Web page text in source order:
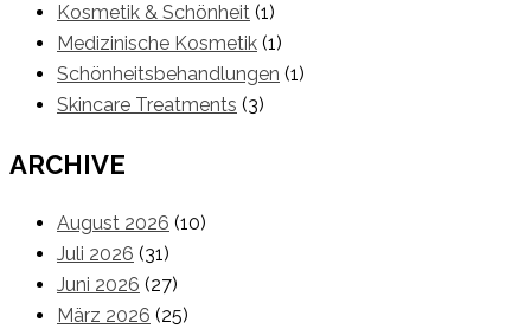
Kosmetik & Schönheit (1)
Medizinische Kosmetik (1)
Schönheitsbehandlungen (1)
Skincare Treatments (3)
ARCHIVE
August 2026 (10)
Juli 2026 (31)
Juni 2026 (27)
März 2026 (25)